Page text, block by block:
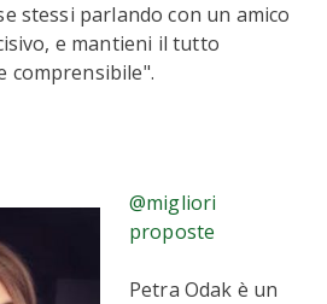
stessi parlando con un amico
e mantieni il tutto
comprensibile".
@migliori
proposte
Petra Odak è un